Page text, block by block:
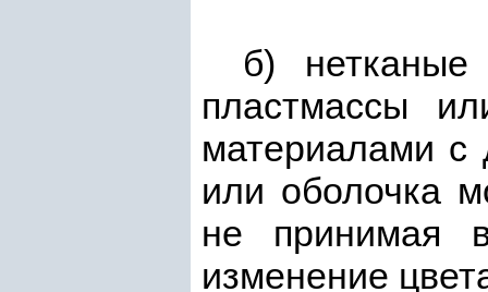
б) нетканые
пластмассы
материалами с
или оболочка
не принимая
изменение